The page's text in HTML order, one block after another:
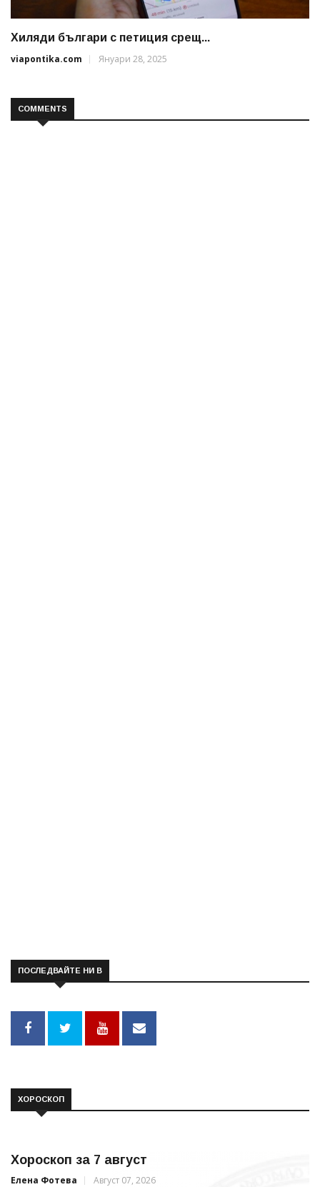
Хиляди българи с петиция срещ...
viapontika.com
Януари 28, 2025
COMMENTS
ПОСЛЕДВАЙТЕ НИ В
ХОРОСКОП
Хороскоп за 7 август
Елена Фотева Август 07, 2026